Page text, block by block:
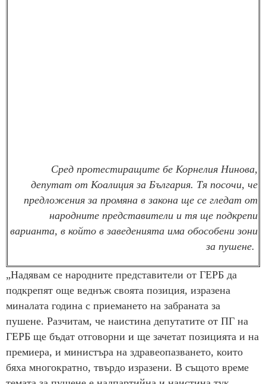
Сред протестиращите бе Корнелия Нинова,
депутат от Коалиция за България. Тя посочи, че
предложения за промяна в закона ще се гледат от
народните представители и тя ще подкрепи
варианта, в който в заведенията има обособени зони
за пушене.
„Надявам се народните представители от ГЕРБ да
подкрепят още веднъж своята позиция, изразена
миналата година с приемането на забраната за
пушене. Разчитам, че наистина депутатите от ПГ на
ГЕРБ ще бъдат отговорни и ще зачетат позицията и на
премиера, и министъра на здравеопазването, които
бяха многократно, твърдо изразени. В същото време